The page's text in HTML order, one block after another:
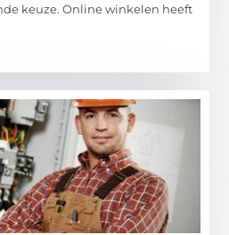
keuze. Online winkelen heeft